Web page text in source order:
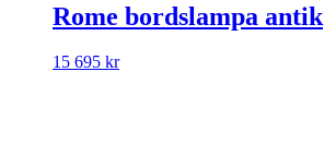
Rome bordslampa antik
15 695 kr